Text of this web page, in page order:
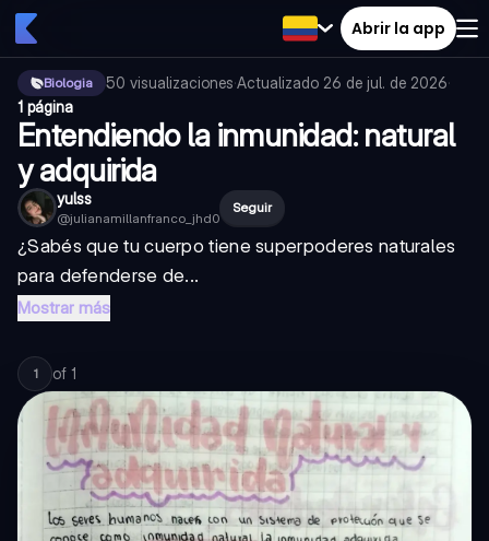
Abrir la app
Biologia 50 visualizaciones·Actualizado 26 de jul. de 2026·
1 página
Entendiendo la inmunidad: natural
y adquirida
yulss
@julianamillanfranco_jhd0
Seguir
¿Sabés que tu cuerpo tiene superpoderes naturales
para defenderse de...
Mostrar más
1 of 1